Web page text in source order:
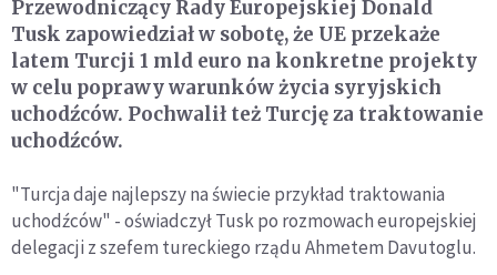
Przewodniczący Rady Europejskiej Donald
Tusk zapowiedział w sobotę, że UE przekaże
latem Turcji 1 mld euro na konkretne projekty
w celu poprawy warunków życia syryjskich
uchodźców. Pochwalił też Turcję za traktowanie
uchodźców.
"Turcja daje najlepszy na świecie przykład traktowania
uchodźców" - oświadczył Tusk po rozmowach europejskiej
delegacji z szefem tureckiego rządu Ahmetem Davutoglu.